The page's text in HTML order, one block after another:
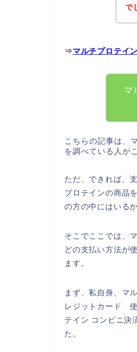
で
⇒マルチプロテイ
マ
こちらの記事は、
を調べている人が
ただ、できれば、
プロテインの商品
の方の中にはいる
そこでここでは、
どの支払い方法が
ます。
まず、私自身、マ
レジットカード
テイン コンビニ決
た。